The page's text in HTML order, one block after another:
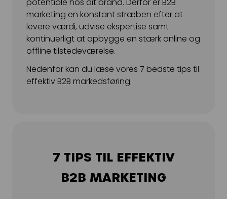
marketing en konstant stræben efter at
levere værdi, udvise ekspertise samt
kontinuerligt at opbygge en stærk online og
offline tilstedeværelse.
Nedenfor kan du læse vores 7 bedste tips til
effektiv B2B markedsføring.
7 TIPS TIL EFFEKTIV
B2B MARKETING